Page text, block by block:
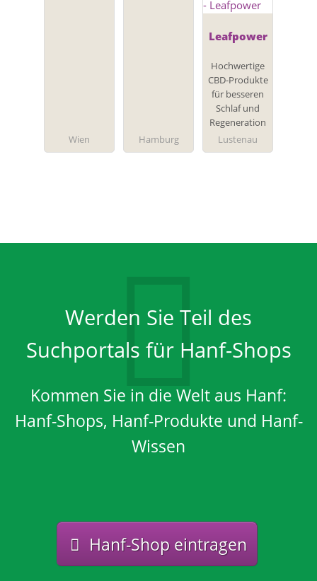
Wien Hamburg
Leafpower
Hochwertige
CBD-Produkte
für besseren
Schlaf und
Regeneration
Lustenau
Werden Sie Teil des
Suchportals für Hanf-Shops
Kommen Sie in die Welt aus Hanf:
Hanf-Shops, Hanf-Produkte und Hanf-
Wissen
Hanf-Shop eintragen